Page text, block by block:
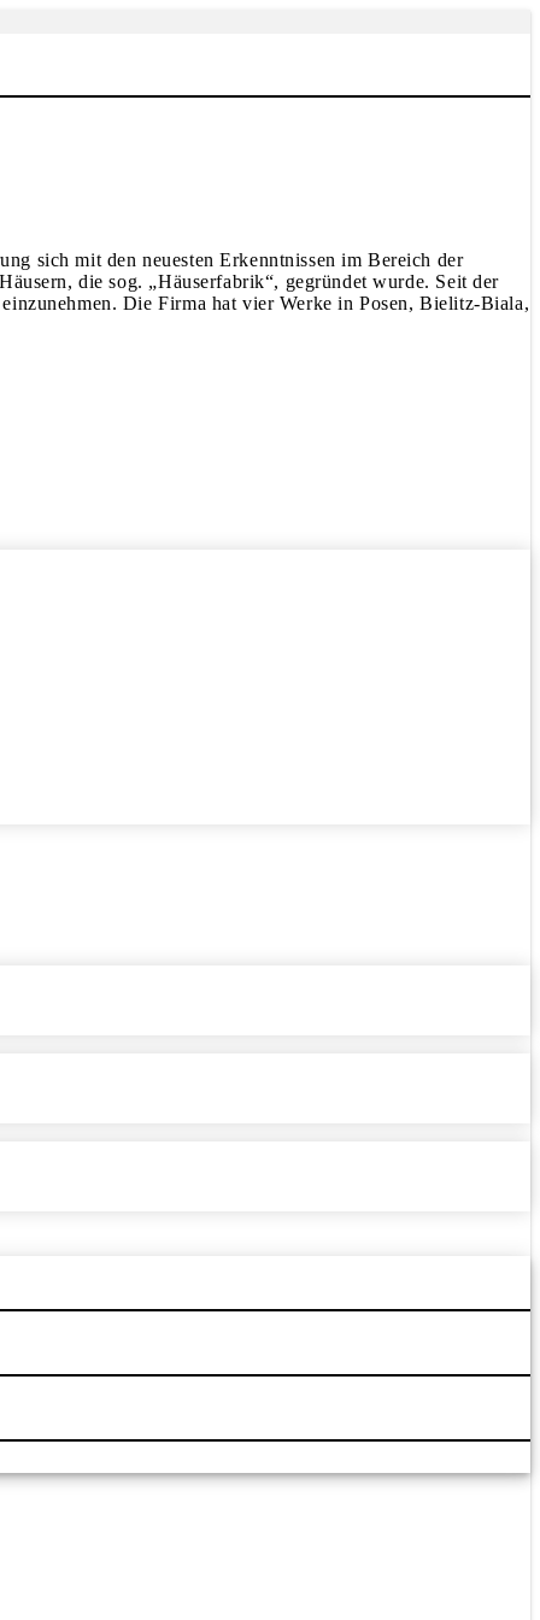
sich mit den neuesten Erkenntnissen im Bereich der
die sog. „Häuserfabrik“, gegründet wurde. Seit der
Die Firma hat vier Werke in Posen, Bielitz-Biala,